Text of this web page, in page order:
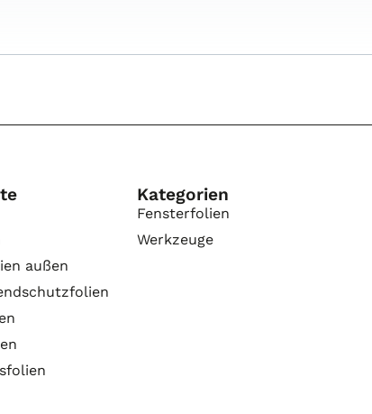
außen
Kategorien
Fensterfolien
Werkzeuge